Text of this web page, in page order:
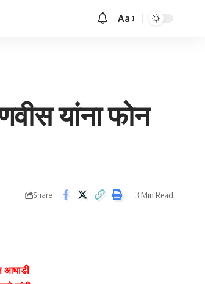
Font
Aa
यांना फोन
Share 3 Min Read
आघाडी